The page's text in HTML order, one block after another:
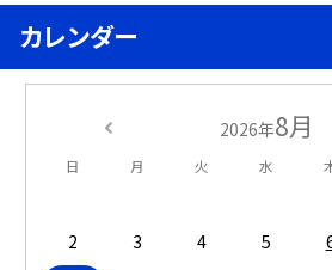
カレンダー
2026年8月
日 月 火 水
2
3 4 5